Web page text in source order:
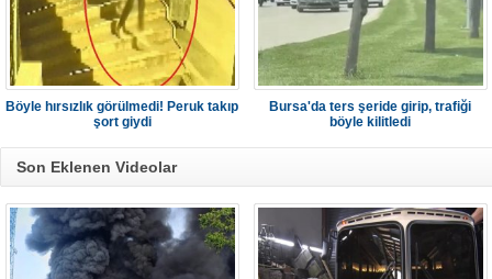
Böyle hırsızlık görülmedi! Peruk takıp
şort giydi
Bursa'da ters şeride girip, trafiği
böyle kilitledi
Son Eklenen Videolar